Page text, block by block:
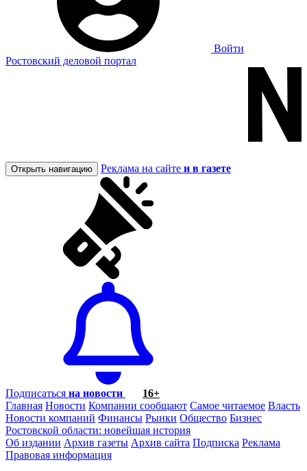
Войти
Ростовский деловой портал
Открыть навигацию Реклама на сайте и в газете
Подписаться на новости
16+
Главная Новости Компании сообщают Самое читаемое Власть
Новости компаний Финансы Рынки Общество Бизнес
Ростовской области: новейшая история
Об издании Архив газеты Архив сайта Подписка Реклама
Правовая информация